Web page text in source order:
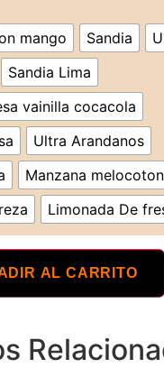
mango Sandia
Sandia Lima
vainilla cocacola
Ultra Arandanos
Manzana melocoton
Limonada De
AL CARRITO